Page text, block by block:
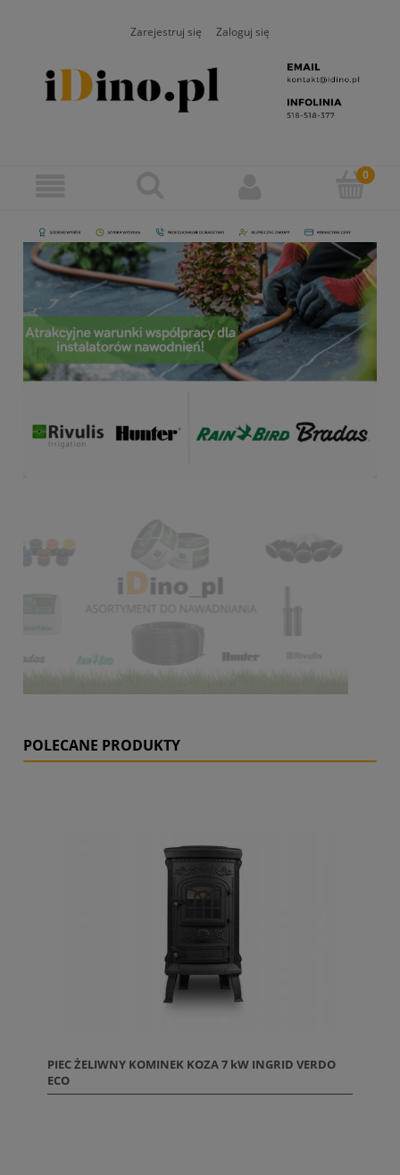
Zarejestruj się Zaloguj się
POLECANE PRODUKTY
PIEC ŻELIWNY KOMINEK KOZA 7 kW INGRID VERDO
ECO